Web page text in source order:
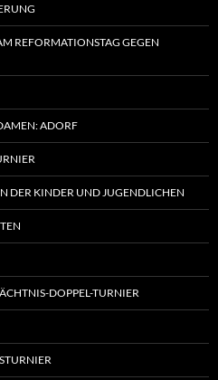
REFORMATIONSTAG GEGEN
ADORF
DER KINDER UND JUGENDLICHEN
DOPPEL-TURNIER